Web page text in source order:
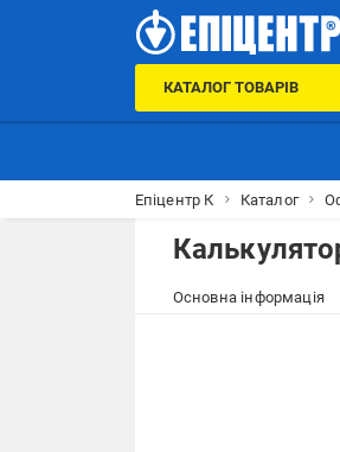
КАТАЛОГ ТОВАРІВ
Епіцентр К Каталог
Основна інформація